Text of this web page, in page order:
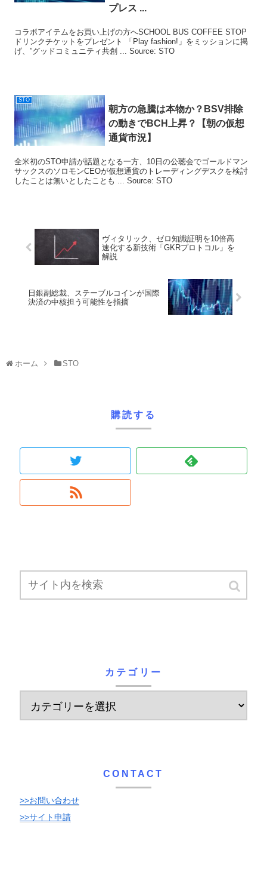
プレス ...
コラボアイテムをお買い上げの方へSCHOOL BUS COFFEE STOP
ドリンクチケットをプレゼント 「Play fashion!」をミッションに掲
げ、”グッドコミュニティ共創 ... Source: STO
STO
朝方の急騰は本物か？BSV排除
の動きでBCH上昇？【朝の仮想
通貨市況】
全米初のSTO申請が話題となる一方、10日の公聴会でゴールドマン
サックスのソロモンCEOが仮想通貨のトレーディングデスクを検討
したことは無いとしたことも ... Source: STO
ヴィタリック、ゼロ知識証明を10倍高
速化する新技術「GKRプロトコル」を
解説
日銀副総裁、ステーブルコインが国際
決済の中核担う可能性を指摘
ホーム STO
購読する
カテゴリー
CONTACT
>>お問い合わせ
>>サイト申請